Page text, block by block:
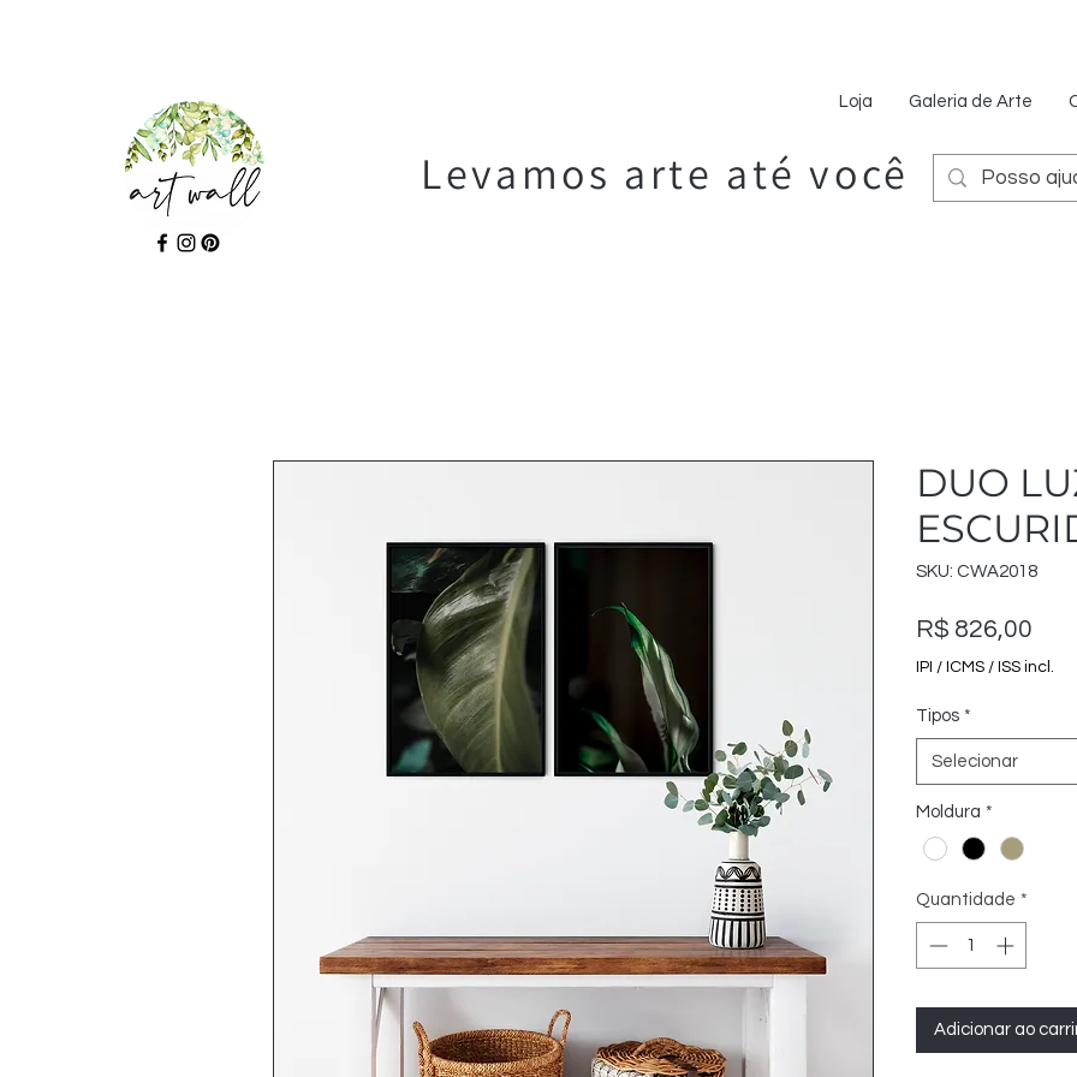
Loja Galeria de Arte
Levamos arte até você
DUO
SKU: CWA2018
R$ 826,00
IPI / ICMS / ISS incl.
Tipos *
Selecionar
Moldura *
Quantidade *
Adicionar ao